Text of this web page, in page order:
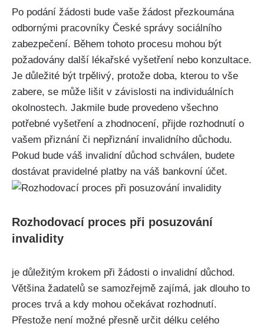
Po podání žádosti bude vaše žádost přezkoumána
odbornými pracovníky České správy sociálního
zabezpečení. Během tohoto procesu mohou být
požadovány další lékařské vyšetření nebo konzultace.
Je důležité být trpělivý, protože doba, kterou to vše
zabere, se může lišit v závislosti na individuálních
okolnostech. Jakmile bude provedeno všechno
potřebné vyšetření a zhodnocení, přijde rozhodnutí o
vašem přiznání či nepřiznání invalidního důchodu.
Pokud bude váš invalidní důchod schválen, budete
dostávat pravidelné platby na váš bankovní účet.
Rozhodovací proces při posuzování
invalidity
je důležitým krokem při žádosti o invalidní důchod.
Většina žadatelů se samozřejmě zajímá, jak dlouho to
proces trvá a kdy mohou očekávat rozhodnutí.
Přestože není možné přesně určit délku celého